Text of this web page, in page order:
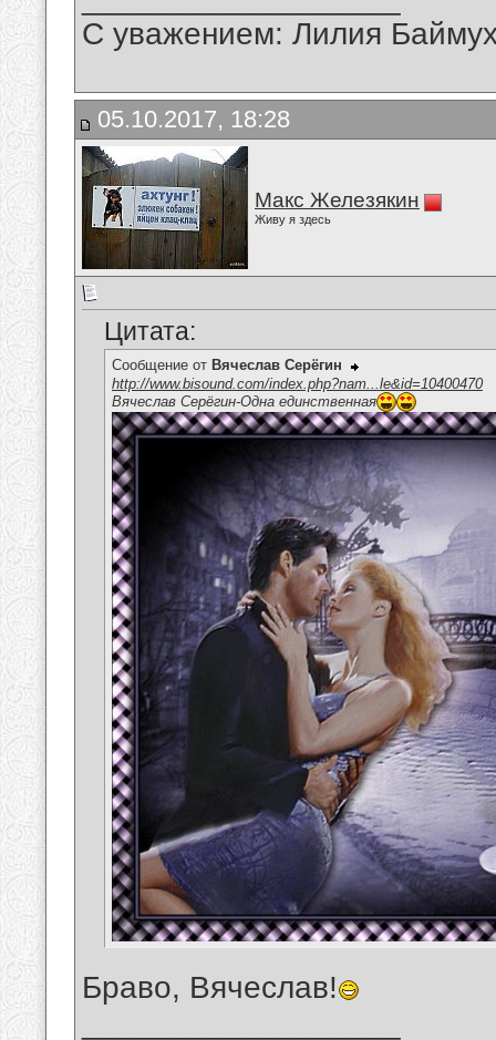
С уважением: Лилия
05.10.2017, 18:28
Макс Железякин
Живу я здесь
Цитата:
Сообщение от Вячеслав Серёгин
http://www.bisound.com/index.php?nam...le&id=10400470
Вячеслав Серёгин-Одна единственная
Браво, Вячеслав!